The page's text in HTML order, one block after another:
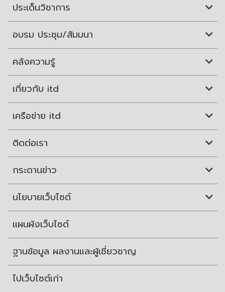
ประเด็นวิชาการ
อบรม ประชุม/สัมมนา
คลังความรู้
เกี่ยวกับ itd
เครือข่าย itd
ติดต่อเรา
กระดานข่าว
นโยบายเว็บไซต์
แผนผังเว็บไซต์
ฐานข้อมูล ผลงานและผู้เชี่ยวชาญ
ไปเว็บไซต์เก่า